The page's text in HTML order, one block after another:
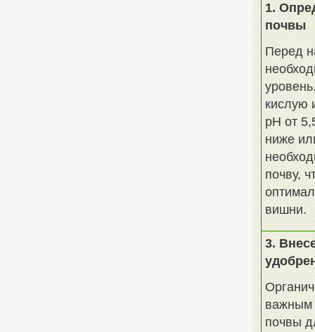
1.
почвы
Перед
кислую
pH от
ниже
почву,
вишни.
3.
важным
почвы